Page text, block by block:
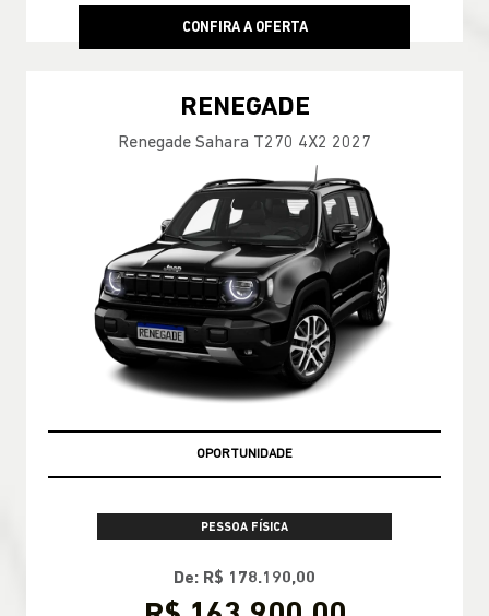
CONFIRA A OFERTA
RENEGADE
Renegade Sahara T270 4X2 2027
OPORTUNIDADE
PESSOA FÍSICA
De: R$ 178.190,00